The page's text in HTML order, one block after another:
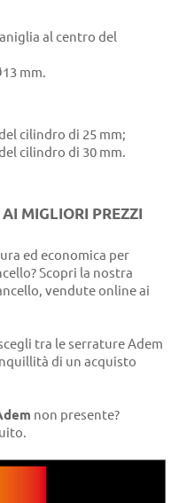
al centro del
mm.
cilindro di 25 mm;
cilindro di 30 mm.
MIGLIORI PREZZI
ed economica per
Scopri la nostra
vendute online ai
tra le serrature Adem
di un acquisto
non presente?